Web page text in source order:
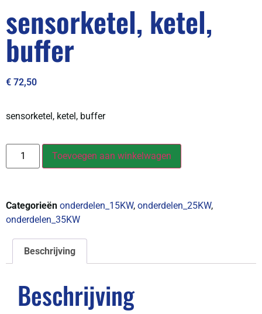
sensorketel, ketel,
buffer
€ 72,50
sensorketel, ketel, buffer
Toevoegen aan winkelwagen
Categorieën onderdelen_15KW, onderdelen_25KW,
onderdelen_35KW
Beschrijving
Beschrijving